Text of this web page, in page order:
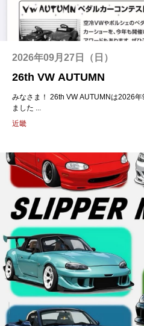
2026年09月27日（日）
26th VW AUTUMN
みなさま！ 26th VW AUTUMNは2026
ました ...
近畿